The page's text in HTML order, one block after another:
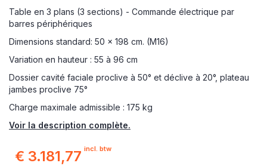
Table en 3 plans (3 sections) - Commande électrique par
barres périphériques
Dimensions standard: 50 x 198 cm. (M16)
Variation en hauteur : 55 à 96 cm
Dossier cavité faciale proclive à 50° et déclive à 20°, plateau
jambes proclive 75°
Charge maximale admissible : 175 kg
Voir la description complète.
€ 3.181,77 incl. btw